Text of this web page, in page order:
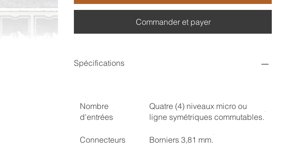
Commander et payer
Spécifications
Nombre
d'entrées
Quatre (4) niveaux micro ou
ligne symétriques commutables.
Connecteurs Borniers 3,81 mm.